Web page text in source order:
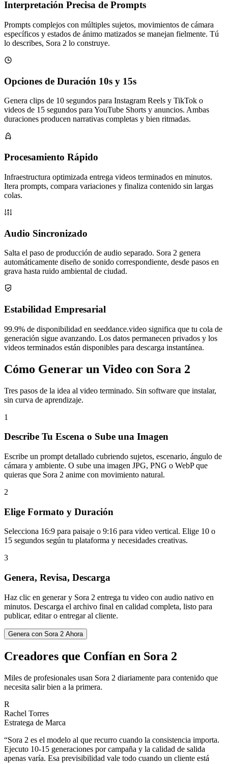
Interpretación Precisa de Prompts
Prompts complejos con múltiples sujetos, movimientos de cámara
específicos y estados de ánimo matizados se manejan fielmente. Tú
lo describes, Sora 2 lo construye.
Opciones de Duración 10s y 15s
Genera clips de 10 segundos para Instagram Reels y TikTok o
videos de 15 segundos para YouTube Shorts y anuncios. Ambas
duraciones producen narrativas completas y bien ritmadas.
Procesamiento Rápido
Infraestructura optimizada entrega videos terminados en minutos.
Itera prompts, compara variaciones y finaliza contenido sin largas
colas.
Audio Sincronizado
Salta el paso de producción de audio separado. Sora 2 genera
automáticamente diseño de sonido correspondiente, desde pasos en
grava hasta ruido ambiental de ciudad.
Estabilidad Empresarial
99.9% de disponibilidad en seeddance.video significa que tu cola de
generación sigue avanzando. Los datos permanecen privados y los
videos terminados están disponibles para descarga instantánea.
Cómo Generar un Video con Sora 2
Tres pasos de la idea al video terminado. Sin software que instalar,
sin curva de aprendizaje.
1
Describe Tu Escena o Sube una Imagen
Escribe un prompt detallado cubriendo sujetos, escenario, ángulo de
cámara y ambiente. O sube una imagen JPG, PNG o WebP que
quieras que Sora 2 anime con movimiento natural.
2
Elige Formato y Duración
Selecciona 16:9 para paisaje o 9:16 para video vertical. Elige 10 o
15 segundos según tu plataforma y necesidades creativas.
3
Genera, Revisa, Descarga
Haz clic en generar y Sora 2 entrega tu video con audio nativo en
minutos. Descarga el archivo final en calidad completa, listo para
publicar, editar o entregar al cliente.
Genera con Sora 2 Ahora
Creadores que Confían en Sora 2
Miles de profesionales usan Sora 2 diariamente para contenido que
necesita salir bien a la primera.
R
Rachel Torres
Estratega de Marca
“Sora 2 es el modelo al que recurro cuando la consistencia importa.
Ejecuto 10-15 generaciones por campaña y la calidad de salida
apenas varía. Esa previsibilidad vale todo cuando un cliente está